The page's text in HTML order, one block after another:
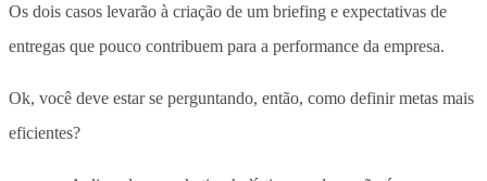
Os dois casos levarão à criação de um briefing e expectativas de
entregas que pouco contribuem para a performance da empresa.
Ok, você deve estar se perguntando, então, como definir metas mais
eficientes?